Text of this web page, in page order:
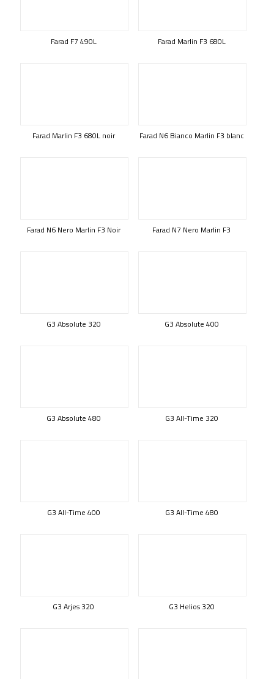
Farad F7 490L Farad Marlin F3 680L
Farad Marlin F3 680L noir Farad N6 Bianco Marlin F3 blanc
Farad N6 Nero Marlin F3 Noir Farad N7 Nero Marlin F3
G3 Absolute 320 G3 Absolute 400
G3 Absolute 480 G3 All-Time 320
G3 All-Time 400 G3 All-Time 480
G3 Arjes 320 G3 Helios 320